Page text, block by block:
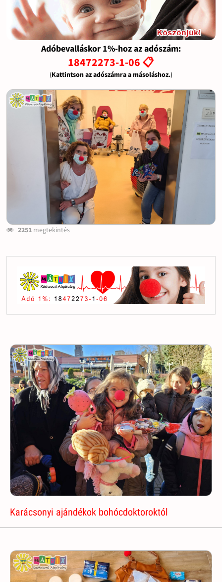
Adóbevalláskor 1%-hoz az adószám:
18472273-1-06 📋
(Kattintson az adószámra a másoláshoz.)
2251megtekintés
Karácsonyi ajándékok bohócdoktoroktól